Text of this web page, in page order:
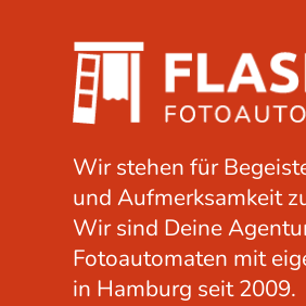
Wir stehen für
und Aufmerksamkeit
Wir sind Deine
Fotoautomaten mit
in Hamburg seit 2009.